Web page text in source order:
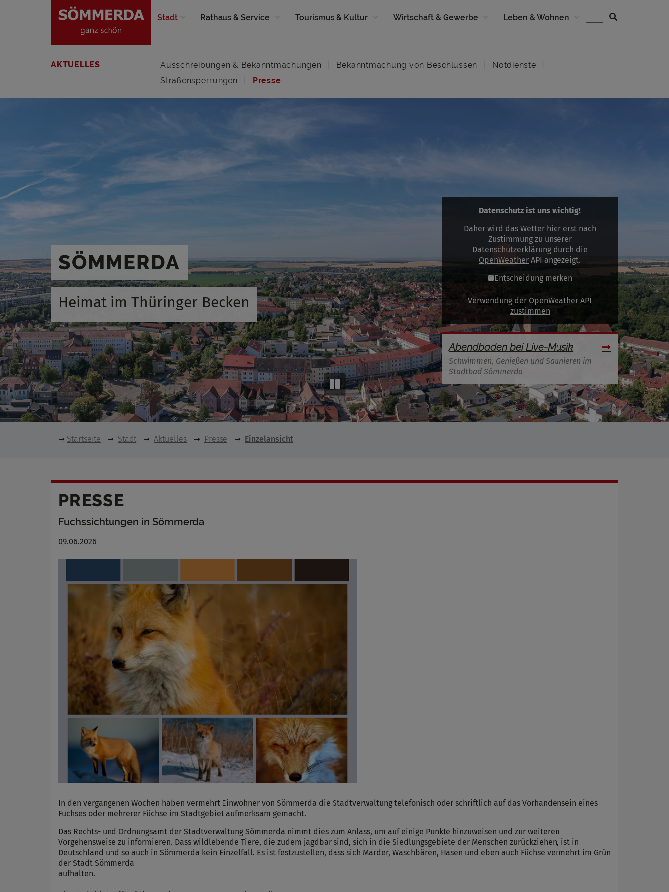
Stadt Rathaus & Service Tourismus & Kultur Wirtschaft & Gewerbe Leben & Wohnen
AKTUELLES Ausschreibungen & Bekanntmachungen Bekanntmachung von Beschlüssen
Notdienste
Straßensperrungen
Presse
SÖMMERDA
Heimat im Thüringer Becken
Datenschutz ist uns wichtig!
Daher wird das Wetter hier erst nach
Zustimmung zu unserer
Datenschutzerklärungdurch die
OpenWeather API angezeigt.
Entscheidung merken
Verwendung der OpenWeather API
zustimmen
Abendbaden bei Live-Musik
Schwimmen, Genießen und Saunieren im
Stadtbad Sömmerda
Startseite Stadt Aktuelles Presse Einzelansicht
PRESSE
Fuchssichtungen in Sömmerda
09.06.2026
In den vergangenen Wochen haben vermehrt Einwohner von Sömmerda die Stadtverwaltung telefonisch oder schriftlich auf das Vorhandensein eines
Fuchses oder mehrerer Füchse im Stadtgebiet aufmerksam gemacht.
Das Rechts- und Ordnungsamt der Stadtverwaltung Sömmerda nimmt dies zum Anlass, um auf einige Punkte hinzuweisen und zur weiteren
Vorgehensweise zu informieren. Dass wildlebende Tiere, die zudem jagdbar sind, sich in die Siedlungsgebiete der Menschen zurückziehen, ist in
Deutschland und so auch in Sömmerda kein Einzelfall. Es ist festzustellen, dass sich Marder, Waschbären, Hasen und eben auch Füchse vermehrt im Grün
der Stadt Sömmerda
aufhalten.